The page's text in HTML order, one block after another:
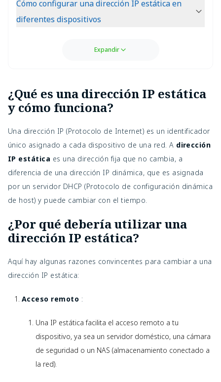
Cómo configurar una dirección IP estática en
diferentes dispositivos
Expandir
¿Qué es una dirección IP estática
y cómo funciona?
Una dirección IP (Protocolo de Internet) es un identificador
único asignado a cada dispositivo de una red. A dirección
IP estática es una dirección fija que no cambia, a
diferencia de una dirección IP dinámica, que es asignada
por un servidor DHCP (Protocolo de configuración dinámica
de host) y puede cambiar con el tiempo.
¿Por qué debería utilizar una
dirección IP estática?
Aquí hay algunas razones convincentes para cambiar a una
dirección IP estática:
Acceso remoto :
Una IP estática facilita el acceso remoto a tu
dispositivo, ya sea un servidor doméstico, una cámara
de seguridad o un NAS (almacenamiento conectado a
la red).